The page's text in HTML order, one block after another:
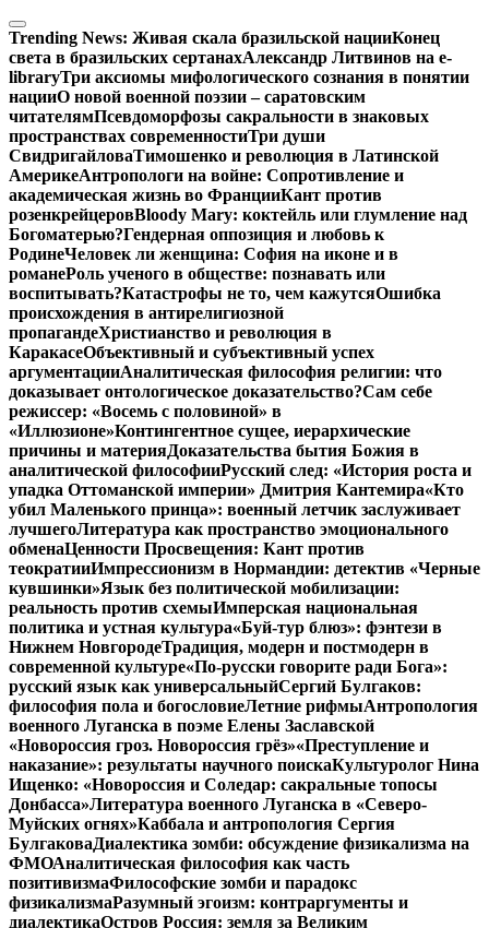
Перейти
к
содержимому
Trending News: Живая скала бразильской нацииКонец
света в бразильских сертанахАлександр Литвинов на e-
libraryТри аксиомы мифологического сознания в понятии
нацииО новой военной поэзии – саратовским
читателямПсевдоморфозы сакральности в знаковых
пространствах современностиТри души
СвидригайловаТимошенко и революция в Латинской
АмерикеАнтропологи на войне: Сопротивление и
академическая жизнь во ФранцииКант против
розенкрейцеровBloody Mary: коктейль или глумление над
Богоматерью?Гендерная оппозиция и любовь к
РодинеЧеловек ли женщина: София на иконе и в
романеРоль ученого в обществе: познавать или
воспитывать?Катастрофы не то, чем кажутсяОшибка
происхождения в антирелигиозной
пропагандеХристианство и революция в
КаракасеОбъективный и субъективный успех
аргументацииАналитическая философия религии: что
доказывает онтологическое доказательство?Сам себе
режиссер: «Восемь с половиной» в
«Иллюзионе»Контингентное сущее, иерархические
причины и материяДоказательства бытия Божия в
аналитической философииРусский след: «История роста и
упадка Оттоманской империи» Дмитрия Кантемира«Кто
убил Маленького принца»: военный летчик заслуживает
лучшегоЛитература как пространство эмоционального
обменаЦенности Просвещения: Кант против
теократииИмпрессионизм в Нормандии: детектив «Черные
кувшинки»Язык без политической мобилизации:
реальность против схемыИмперская национальная
политика и устная культура«Буй-тур блюз»: фэнтези в
Нижнем НовгородеТрадиция, модерн и постмодерн в
современной культуре«По-русски говорите ради Бога»:
русский язык как универсальныйСергий Булгаков:
философия пола и богословиеЛетние рифмыАнтропология
военного Луганска в поэме Елены Заславской
«Новороссия гроз. Новороссия грёз»«Преступление и
наказание»: результаты научного поискаКультуролог Нина
Ищенко: «Новороссия и Соледар: сакральные топосы
Донбасса»Литература военного Луганска в «Северо-
Муйских огнях»Каббала и антропология Сергия
БулгаковаДиалектика зомби: обсуждение физикализма на
ФМОАналитическая философия как часть
позитивизмаФилософские зомби и парадокс
физикализмаРазумный эгоизм: контраргументы и
диалектикаОстров Россия: земля за Великим